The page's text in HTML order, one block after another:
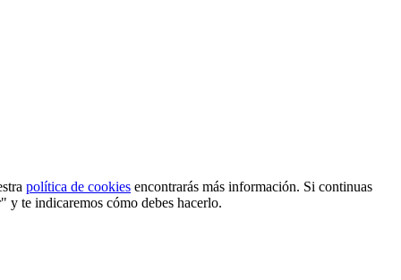
política de cookies encontrarás más información. Si continuas
y te indicaremos cómo debes hacerlo.